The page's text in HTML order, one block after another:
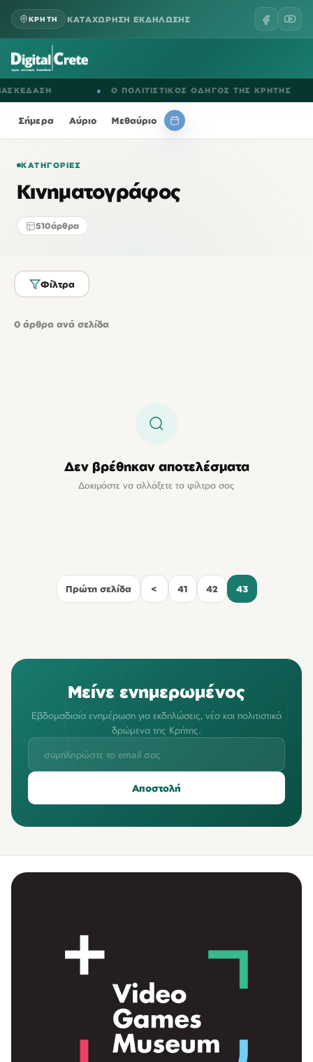
ΚΡΗΤΗ ΚΑΤΑΧΩΡΗΣΗ ΕΚΔΗΛΩΣΗΣ
Ο ΠΟΛΙΤΙΣΤΙΚΟΣ ΟΔΗΓΟΣ ΤΗΣ ΚΡΗΤΗΣ
Σήμερα Αύριο Μεθαύριο
ΚΑΤΗΓΟΡΊΕΣ
Κινηματογράφος
510άρθρα
Φίλτρα
0 άρθρα ανά σελίδα
Δεν βρέθηκαν αποτελέσματα
Δοκιμάστε να αλλάξετε τα φίλτρα σας
Πρώτη σελίδα < 41 42 43
Μείνε ενημερωμένος
Εβδομαδιαία ενημέρωση για εκδηλώσεις, νέα και πολιτιστικά
δρώμενα της Κρήτης.
Αποστολή